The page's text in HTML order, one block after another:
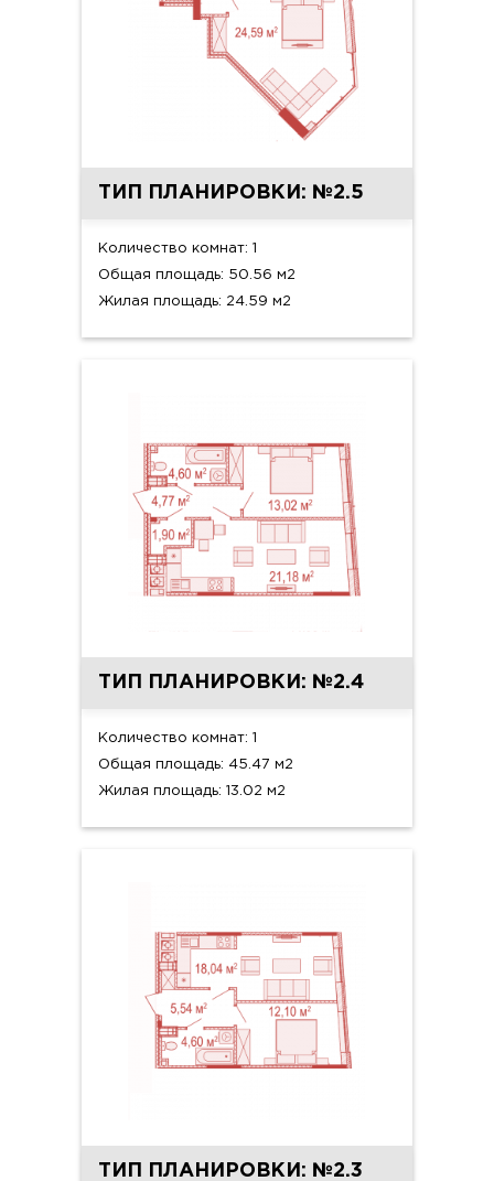
ТИП ПЛАНИРОВКИ: №2.5
Количество комнат: 1
Общая площадь: 50.56 м2
Жилая площадь: 24.59 м2
ТИП ПЛАНИРОВКИ: №2.4
Количество комнат: 1
Общая площадь: 45.47 м2
Жилая площадь: 13.02 м2
ТИП ПЛАНИРОВКИ: №2.3